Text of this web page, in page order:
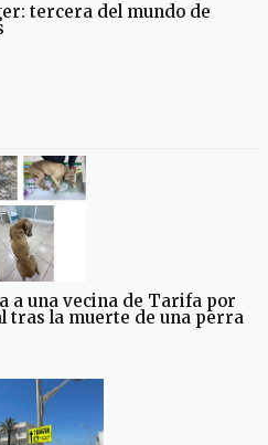
tercera del mundo de
a una vecina de Tarifa por
tras la muerte de una perra